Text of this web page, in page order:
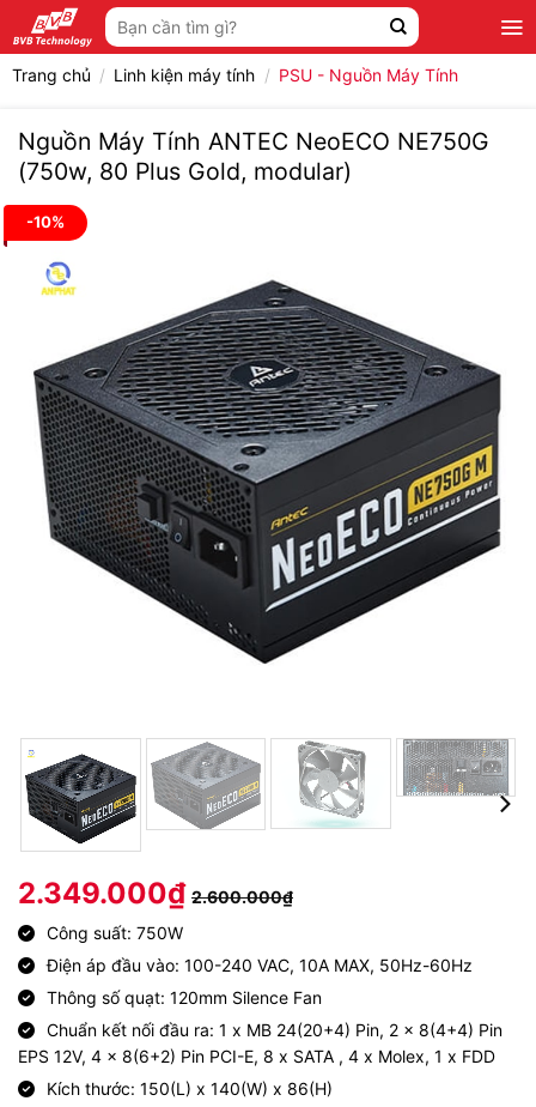
qua
nội
Tìm
kiếm:
Trang chủ / Linh kiện máy tính / PSU - Nguồn Máy Tính
Nguồn Máy Tính ANTEC NeoECO NE750G
(750w, 80 Plus Gold, modular)
-10%
2.349.000₫ 2.600.000₫
Công suất: 750W
Điện áp đầu vào: 100-240 VAC, 10A MAX, 50Hz-60Hz
Thông số quạt: 120mm Silence Fan
Chuẩn kết nối đầu ra: 1 x MB 24(20+4) Pin, 2 x 8(4+4) Pin
EPS 12V, 4 x 8(6+2) Pin PCI-E, 8 x SATA , 4 x Molex, 1 x FDD
Kích thước: 150(L) x 140(W) x 86(H)